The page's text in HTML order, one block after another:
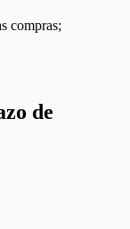
compras;
de